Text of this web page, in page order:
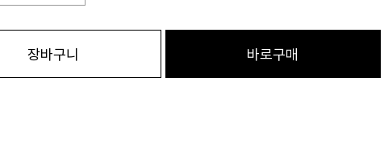
장바구니 바로구매